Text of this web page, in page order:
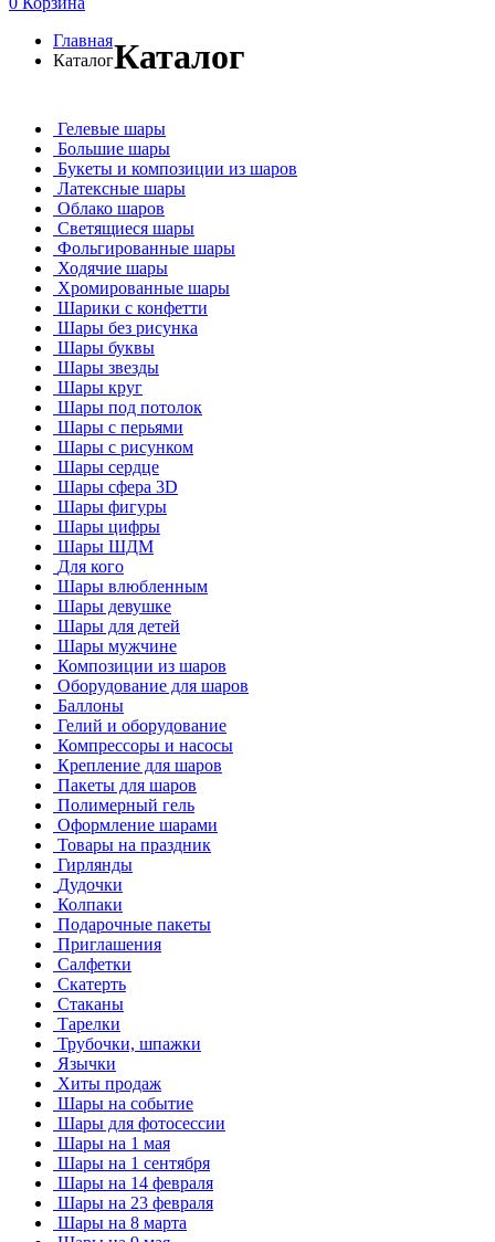
Главная
КаталогКаталог
Гелевые шары
Большие шары
Букеты и композиции из шаров
Латексные шары
Облако шаров
Светящиеся шары
Фольгированные шары
Ходячие шары
Хромированные шары
Шарики с конфетти
Шары без рисунка
Шары буквы
Шары звезды
Шары круг
Шары под потолок
Шары с перьями
Шары с рисунком
Шары сердце
Шары сфера 3D
Шары фигуры
Шары цифры
Шары ШДМ
Для кого
Шары влюбленным
Шары девушке
Шары для детей
Шары мужчине
Композиции из шаров
Оборудование для шаров
Баллоны
Гелий и оборудование
Компрессоры и насосы
Крепление для шаров
Пакеты для шаров
Полимерный гель
Оформление шарами
Товары на праздник
Гирлянды
Дудочки
Колпаки
Подарочные пакеты
Приглашения
Салфетки
Скатерть
Стаканы
Тарелки
Трубочки, шпажки
Язычки
Хиты продаж
Шары на событие
Шары для фотосессии
Шары на 1 мая
Шары на 1 сентября
Шары на 14 февраля
Шары на 23 февраля
Шары на 8 марта